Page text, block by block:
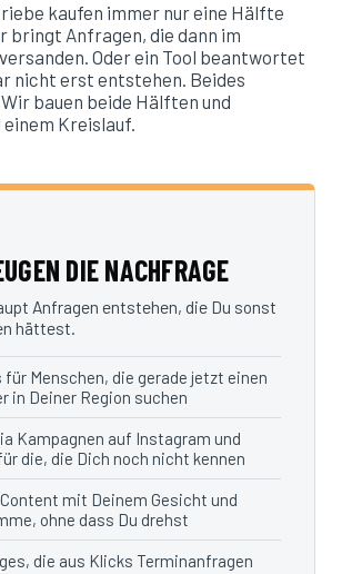
kaufen immer nur eine Hälfte
bringt Anfragen, die dann im
Oder ein Tool beantwortet
nicht erst entstehen. Beides
bauen beide Hälften und
Kreislauf.
DIE NACHFRAGE
Anfragen entstehen, die Du sonst
hättest.
für Menschen, die gerade jetzt einen
in Deiner Region suchen
Kampagnen auf Instagram und
die, die Dich noch nicht kennen
mit Deinem Gesicht und
ohne dass Du drehst
die aus Klicks Terminanfragen